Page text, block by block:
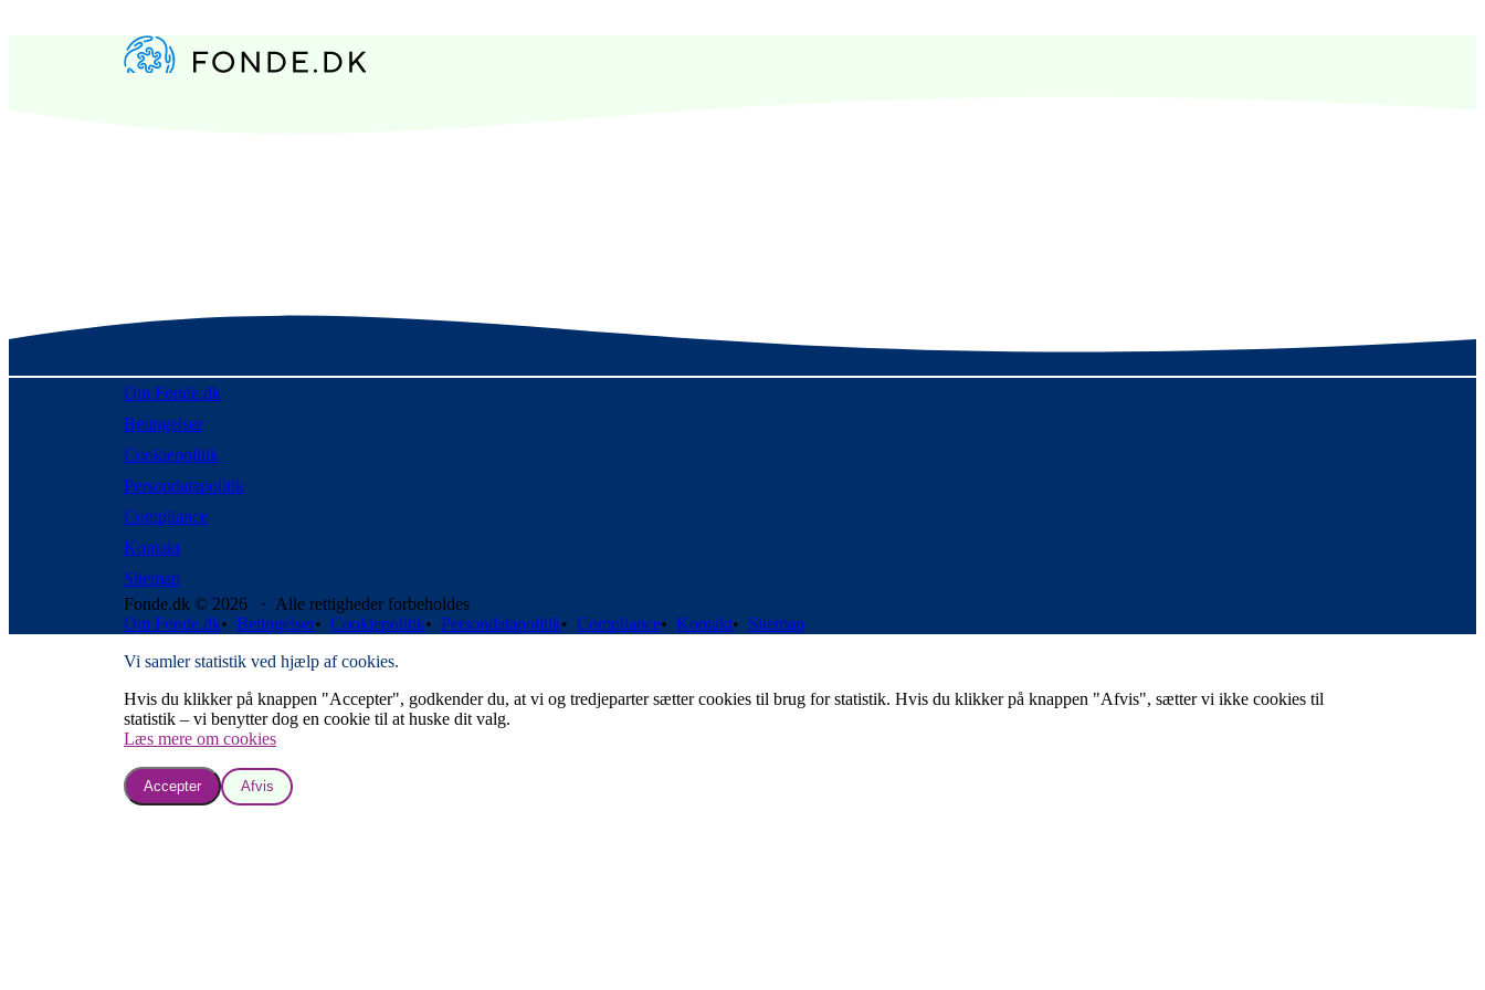
Om Fonde.dk
Betingelser
Cookiepolitik
Persondatapolitik
Compliance
Kontakt
Sitemap
Fonde.dk © 2026 · Alle rettigheder forbeholdes
Om Fonde.dk• Betingelser• Cookiepolitik• Persondatapolitik• Compliance• Kontakt• Sitemap
Vi samler statistik ved hjælp af cookies.
Hvis du klikker på knappen "Accepter", godkender du, at vi og tredjeparter sætter cookies til brug for statistik. Hvis du klikker på knappen "Afvis", sætter vi ikke cookies til
statistik – vi benytter dog en cookie til at huske dit valg.
Læs mere om cookies
Accepter Afvis